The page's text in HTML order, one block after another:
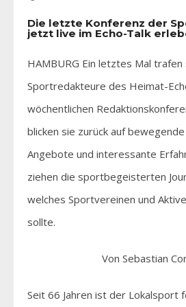
Die letzte Konferenz der
jetzt live im Echo-Talk
HAMBURG Ein letztes Mal trafen
Sportredakteure des Heimat-
wöchentlichen
blicken sie zurück auf
Angebote und interessante
ziehen die sportbegeisterten
welches Sportvereinen und
sollte.
Von Sebastian
Seit 66 Jahren ist der Lokalsport